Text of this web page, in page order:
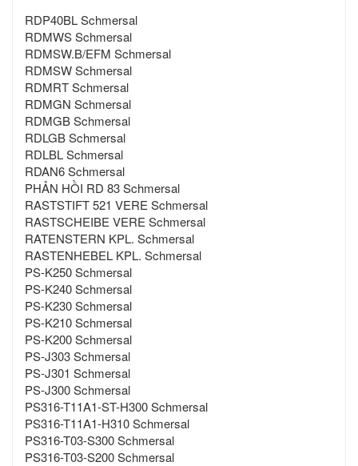
RDP40BL Schmersal
RDMWS Schmersal
RDMSW.B/EFM Schmersal
RDMSW Schmersal
RDMRT Schmersal
RDMGN Schmersal
RDMGB Schmersal
RDLGB Schmersal
RDLBL Schmersal
RDAN6 Schmersal
PHẢN HỒI RD 83 Schmersal
RASTSTIFT 521 VERE Schmersal
RASTSCHEIBE VERE Schmersal
RATENSTERN KPL. Schmersal
RASTENHEBEL KPL. Schmersal
PS-K250 Schmersal
PS-K240 Schmersal
PS-K230 Schmersal
PS-K210 Schmersal
PS-K200 Schmersal
PS-J303 Schmersal
PS-J301 Schmersal
PS-J300 Schmersal
PS316-T11A1-ST-H300 Schmersal
PS316-T11A1-H310 Schmersal
PS316-T03-S300 Schmersal
PS316-T03-S200 Schmersal